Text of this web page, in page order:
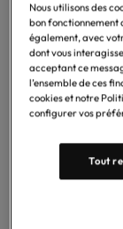
Treesseci
Etagere/
en finition
nickel noir
Accessoire
pour une
Nous utilisons des
bon fonctionnement
également, avec
dont vous
acceptant ce
l’ensemble de ces
cookies et notre
configurer vos
Tout